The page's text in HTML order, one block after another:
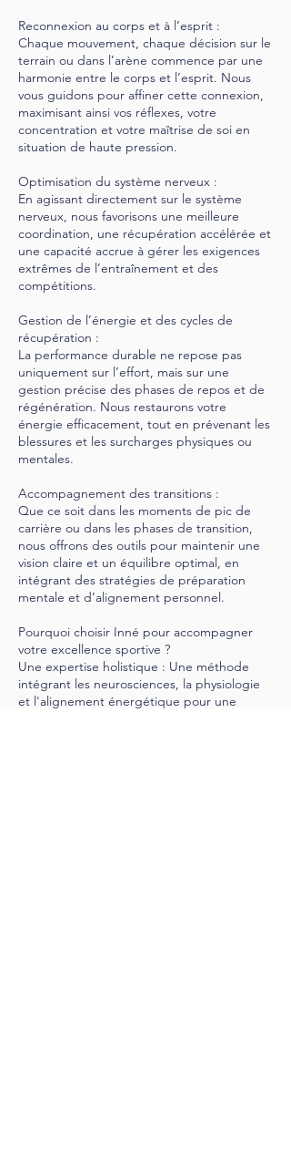
Reconnexion au corps et à l’esprit :
Chaque mouvement, chaque décision sur le
terrain ou dans l’arène commence par une
harmonie entre le corps et l’esprit. Nous
vous guidons pour affiner cette connexion,
maximisant ainsi vos réflexes, votre
concentration et votre maîtrise de soi en
situation de haute pression.
Optimisation du système nerveux :
En agissant directement sur le système
nerveux, nous favorisons une meilleure
coordination, une récupération accélérée et
une capacité accrue à gérer les exigences
extrêmes de l’entraînement et des
compétitions.
Gestion de l’énergie et des cycles de
récupération :
La performance durable ne repose pas
uniquement sur l’effort, mais sur une
gestion précise des phases de repos et de
régénération. Nous restaurons votre
énergie efficacement, tout en prévenant les
blessures et les surcharges physiques ou
mentales.
Accompagnement des transitions :
Que ce soit dans les moments de pic de
carrière ou dans les phases de transition,
nous offrons des outils pour maintenir une
vision claire et un équilibre optimal, en
intégrant des stratégies de préparation
mentale et d’alignement personnel.
Pourquoi choisir Inné pour accompagner
votre excellence sportive ?
Une expertise holistique : Une méthode
intégrant les neurosciences, la physiologie
et l'alignement énergétique pour une